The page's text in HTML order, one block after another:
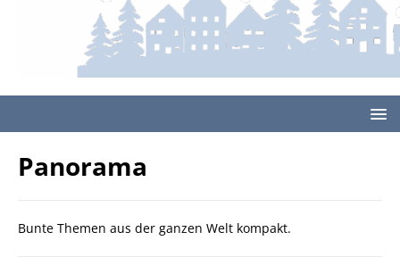
Panorama
Bunte Themen aus der ganzen Welt kompakt.